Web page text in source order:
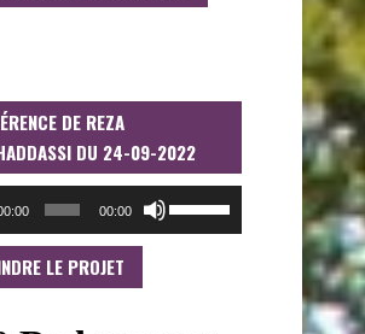
DE REZA
DU 24-09-2022
LECTEUR
00:00
LES
FLÈCHES
LE PROJET